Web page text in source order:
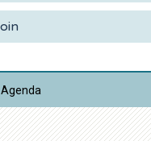
Vie pratique
Contacts
Agenda